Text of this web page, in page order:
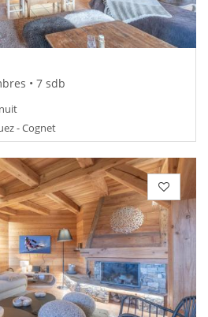
• 7 sdb
- Cognet